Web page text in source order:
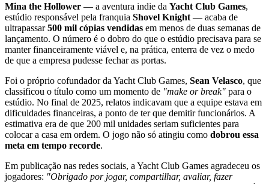
Mina the Hollower — a aventura indie da Yacht Club Games,
estúdio responsável pela franquia Shovel Knight — acaba de
ultrapassar500 mil cópias vendidas em menos de duas semanas de
lançamento. O número é o dobro do que o estúdio precisava para se
manter financeiramente viável e, na prática, enterra de vez o medo
de que a empresa pudesse fechar as portas.
Foi o próprio cofundador da Yacht Club Games, Sean Velasco, que
classificou o título como um momento de "make or break" para o
estúdio. No final de 2025, relatos indicavam que a equipe estava em
dificuldades financeiras, a ponto de ter que demitir funcionários. A
estimativa era de que 200 mil unidades seriam suficientes para
colocar a casa em ordem. O jogo não só atingiu como dobrou essa
meta em tempo recorde.
Em publicação nas redes sociais, a Yacht Club Games agradeceu os
jogadores: "Obrigado por jogar, compartilhar, avaliar, fazer